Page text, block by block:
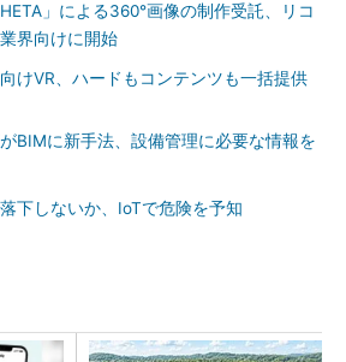
」による360°画像の制作受託、リコ
界向けに開始
けVR、ハードもコンテンツも一括提供
BIMに新手法、設備管理に必要な情報を
下しないか、IoTで危険を予知